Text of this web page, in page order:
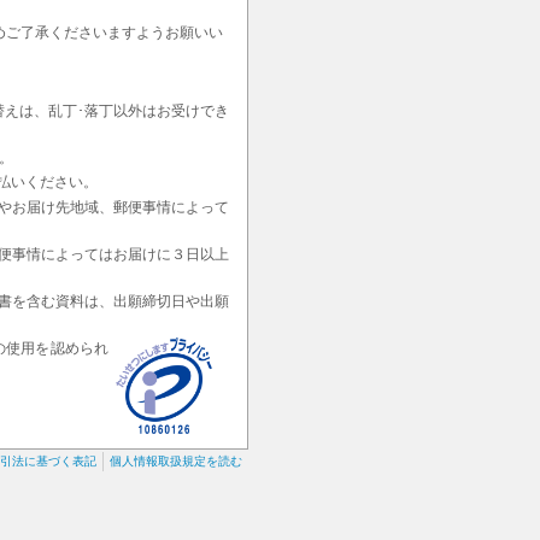
了承くださいますようお願いい
は、乱丁･落丁以外はお受けでき
ください。
お届け先地域、郵便事情によって
事情によってはお届けに３日以上
を含む資料は、出願締切日や出願
使用を認められ
個人情報取扱規定を読む
法に基づく表記